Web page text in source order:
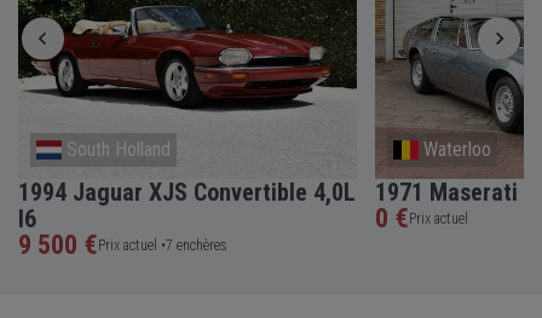
South Holland
1994 Jaguar XJS Convertible 4,0L
I6
9 500 €Prix actuel •7 enchères
Waterloo
1971 Maserati
0 €Prix actuel